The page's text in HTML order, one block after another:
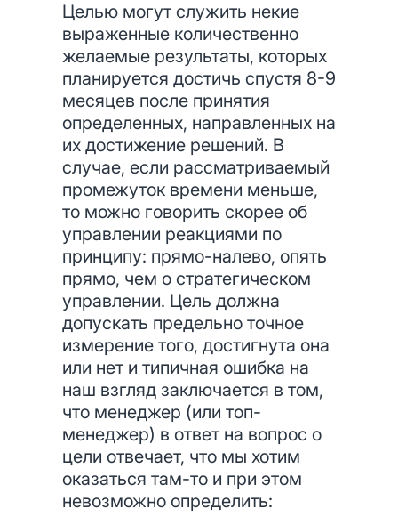
Целью могут служить некие
выраженные количественно
желаемые результаты, которых
планируется достичь спустя 8-9
месяцев после принятия
определенных, направленных на
их достижение решений. В
случае, если рассматриваемый
промежуток времени меньше,
то можно говорить скорее об
управлении реакциями по
принципу: прямо-налево, опять
прямо, чем о стратегическом
управлении. Цель должна
допускать предельно точное
измерение того, достигнута она
или нет и типичная ошибка на
наш взгляд заключается в том,
что менеджер (или топ-
менеджер) в ответ на вопрос о
цели отвечает, что мы хотим
оказаться там-то и при этом
невозможно определить: